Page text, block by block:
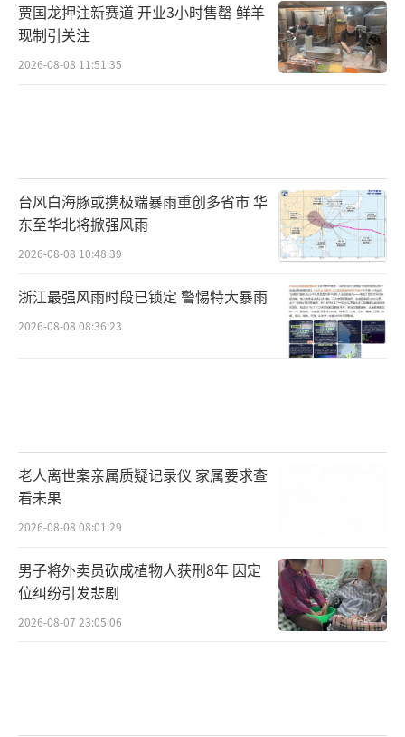
贾国龙押注新赛道 开业3小时售罄 鲜羊
现制引关注
2026-08-08 11:51:35
台风白海豚或携极端暴雨重创多省市 华
东至华北将掀强风雨
2026-08-08 10:48:39
浙江最强风雨时段已锁定 警惕特大暴雨
2026-08-08 08:36:23
老人离世案亲属质疑记录仪 家属要求查
看未果
2026-08-08 08:01:29
男子将外卖员砍成植物人获刑8年 因定
位纠纷引发悲剧
2026-08-07 23:05:06